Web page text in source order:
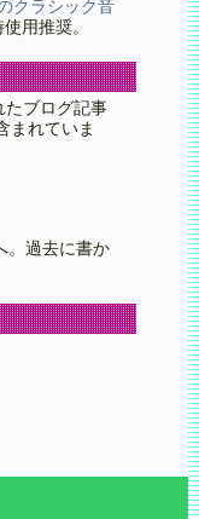
クラシック音
用推奨。
たブログ記事
まれていま
。過去に書か